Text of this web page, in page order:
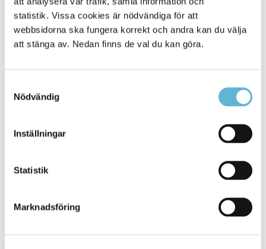
statistik. Vissa cookies är nödvändiga för att
webbsidorna ska fungera korrekt och andra kan du välja
att stänga av. Nedan finns de val du kan göra.
Nödvändig
Inställningar
Statistik
Marknadsföring
20 November 2025
Nyhet
Bromölla kommun, eller kontakta andra
organisationer
och nationella stödlinjer för råd, stöd
Bromölla Kommun
från våld och Orange Day